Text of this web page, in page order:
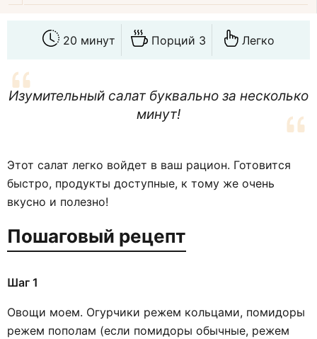
20 минут Порций 3 Легко
Изумительный салат буквально за несколько
минут!
Этот салат легко войдет в ваш рацион. Готовится
быстро, продукты доступные, к тому же очень
вкусно и полезно!
Пошаговый рецепт
Шаг 1
Овощи моем. Огурчики режем кольцами, помидоры
режем пополам (если помидоры обычные, режем